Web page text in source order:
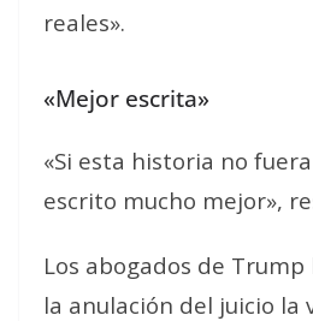
reales».
«Mejor escrita»
«Si esta historia no
escrito mucho mejor»,
Los abogados de
la anulación del juicio la